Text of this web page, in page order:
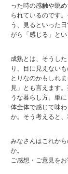
った時の感触や眺
られているのです
う、見るといった
がら「感じる」とい
成熟とは、そうし
り、目に見えない
とりなのかもしれ
見」とも言えます
うな暮らし方。単
体全体で感じて味
か。そう考えると
みなさんはこれか
か。
ご感想・ご意見をお